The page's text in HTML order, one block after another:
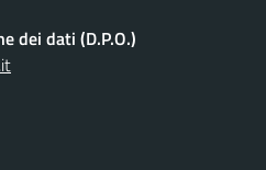
dei dati (D.P.O.)